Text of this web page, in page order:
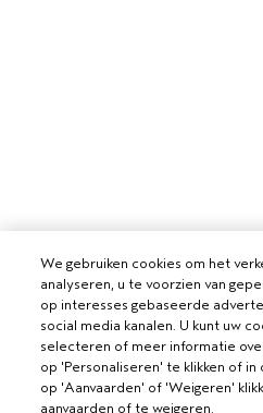
VOOR PROFESSIONALS
We gebruiken cookies om het
analyseren, u te voorzien van
op interesses gebaseerde
social media kanalen. U kunt uw
selecteren of meer informatie
op 'Personaliseren' te klikken of in
op 'Aanvaarden' of 'Weigeren'
aanvaarden of te weigeren.